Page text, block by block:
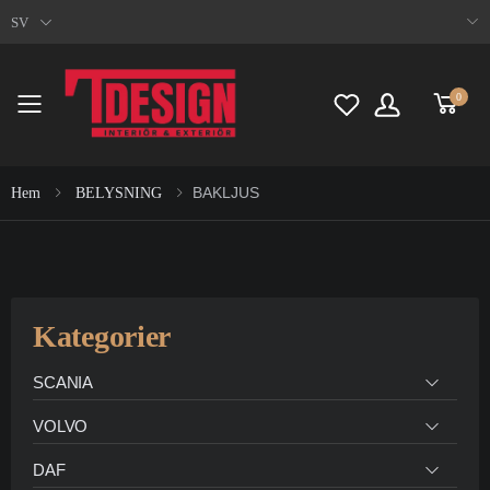
SV
Toggle mobile menu
0
Hem BELYSNING BAKLJUS
Kategorier
SCANIA
VOLVO
DAF